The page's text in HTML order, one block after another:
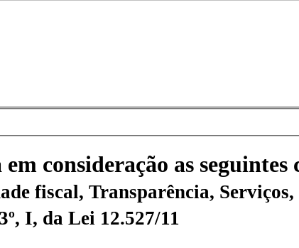
consideração as seguintes
fiscal, Transparência,
I, da Lei 12.527/11